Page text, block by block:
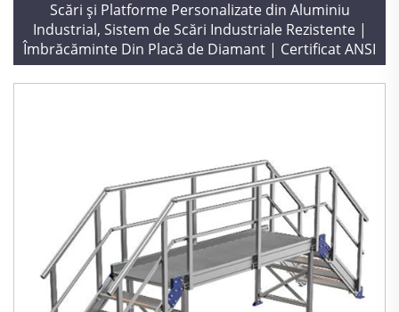
Scări și Platforme Personalizate din Aluminiu
Industrial, Sistem de Scări Industriale Rezistente |
Îmbrăcăminte Din Placă de Diamant | Certificat ANSI